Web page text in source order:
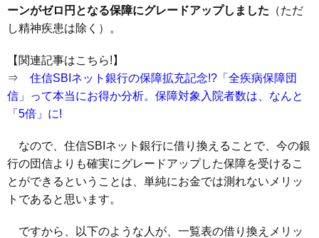
ーンがゼロ円となる保障にグレードアップしました （ただ
し精神疾患は除く）。
【関連記事はこちら!】
⇒ 住信SBIネット銀行の保障拡充記念!?「全疾病保障団
信」って本当にお得か分析。保障対象入院者数は、なんと
「5倍」に!
なので、住信SBIネット銀行に借り換えることで、今の銀
行の団信よりも確実にグレードアップした保障を受けるこ
とができるということは、単純にお金では測れないメリッ
トであると思います。
ですから、以下のような人が、一覧表の借り換えメリッ